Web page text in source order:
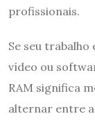
profissionais.
Se seu trabalho
vídeo ou
RAM significa
alternar entre